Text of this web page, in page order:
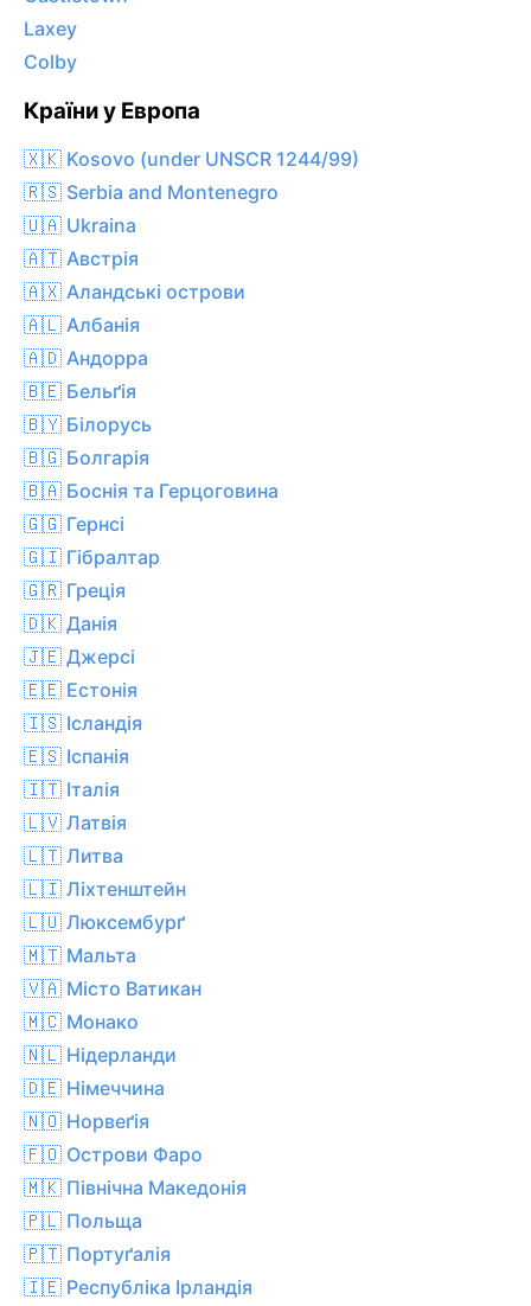
Laxey
Colby
Країни у Европа
🇽🇰 Kosovo (under UNSCR 1244/99)
🇷🇸 Serbia and Montenegro
🇺🇦 Ukraina
🇦🇹 Австрія
🇦🇽 Аландські острови
🇦🇱 Албанія
🇦🇩 Андорра
🇧🇪 Бельґія
🇧🇾 Білорусь
🇧🇬 Болгарія
🇧🇦 Боснія та Герцоговина
🇬🇬 Гернсі
🇬🇮 Гібралтар
🇬🇷 Греція
🇩🇰 Данія
🇯🇪 Джерсі
🇪🇪 Естонія
🇮🇸 Ісландія
🇪🇸 Іспанія
🇮🇹 Італія
🇱🇻 Латвія
🇱🇹 Литва
🇱🇮 Ліхтенштейн
🇱🇺 Люксембурґ
🇲🇹 Мальта
🇻🇦 Місто Ватикан
🇲🇨 Монако
🇳🇱 Нідерланди
🇩🇪 Німеччина
🇳🇴 Норвеґія
🇫🇴 Острови Фаро
🇲🇰 Північна Македонія
🇵🇱 Польща
🇵🇹 Портуґалія
🇮🇪 Республіка Ірландія